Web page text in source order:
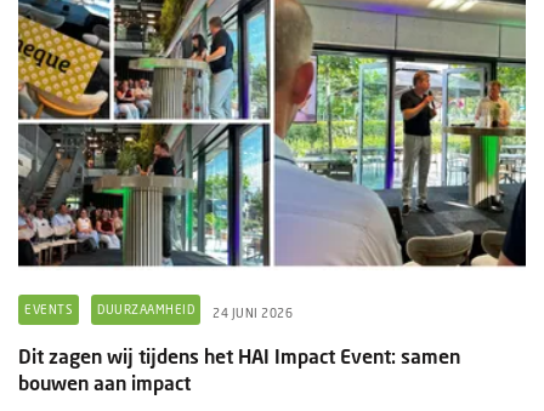
EVENTS DUURZAAMHEID 24 JUNI 2026
Dit zagen wij tijdens het HAI Impact Event: samen
bouwen aan impact